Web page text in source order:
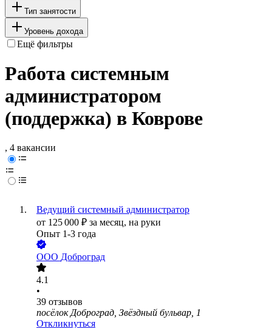
Тип занятости
Уровень дохода
Ещё фильтры
Работа системным
администратором
(поддержка) в Коврове
, 4 вакансии
Ведущий системный администратор
от 125 000 ₽ за месяц, на руки
Опыт 1-3 года
ООО Доброград
4.1
•
39 отзывов
посёлок Доброград, Звёздный бульвар, 1
Откликнуться